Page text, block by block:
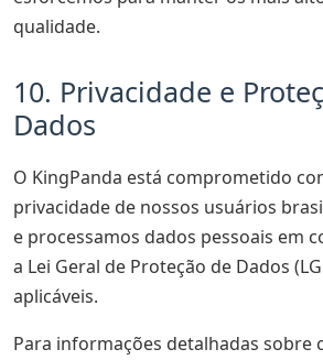
qualidade.
10. Privacidade e
Dados
O KingPanda está comprometido
privacidade de nossos usuários
e processamos dados pessoais em
a Lei Geral de Proteção de Dados
aplicáveis.
Para informações detalhadas sobre